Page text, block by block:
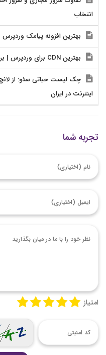
انتخاب
بهترین افزونه پیامک وردپرس
بهترین CDN برای وردپرس | بررسی سرویس‌ها و راهنمای تنظیمات
چک لیست حیاتی سئو: از
اینترنت در ایران
تجربه شما
امتیاز